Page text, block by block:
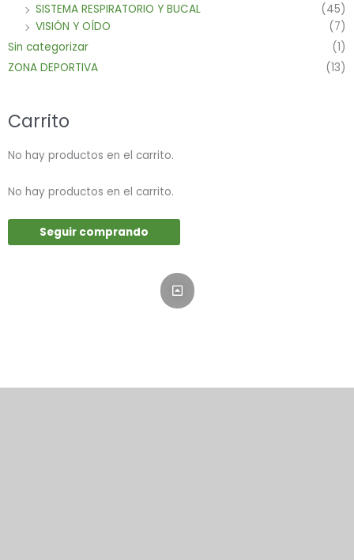
SISTEMA RESPIRATORIO Y BUCAL
(45)
VISIÓN Y OÍDO
(7)
Sin categorizar
(1)
ZONA DEPORTIVA
(13)
Carrito
No hay productos en el carrito.
No hay productos en el carrito.
Seguir comprando